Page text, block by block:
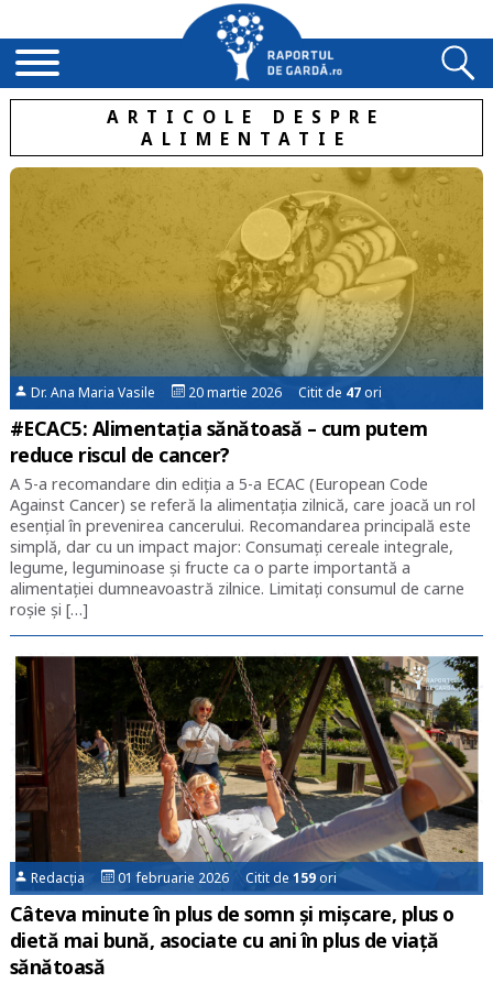
ARTICOLE DESPRE
ALIMENTATIE
Dr. Ana Maria Vasile 20 martie 2026 Citit de 47ori
#ECAC5: Alimentația sănătoasă – cum putem
reduce riscul de cancer?
A 5-a recomandare din ediția a 5-a ECAC (European Code
Against Cancer) se referă la alimentația zilnică, care joacă un rol
esențial în prevenirea cancerului. Recomandarea principală este
simplă, dar cu un impact major: Consumați cereale integrale,
legume, leguminoase și fructe ca o parte importantă a
alimentației dumneavoastră zilnice. Limitați consumul de carne
roșie și […]
Redacția 01 februarie 2026 Citit de159ori
Câteva minute în plus de somn și mișcare, plus o
dietă mai bună, asociate cu ani în plus de viață
sănătoasă